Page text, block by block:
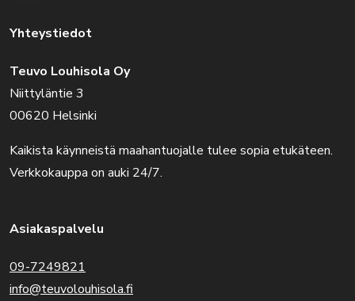
Yhteystiedot
Teuvo Louhisola Oy
Niittyläntie 3
00620 Helsinki
Kaikista käynneistä maahantuojalle tulee sopia etukäteen.
Verkkokauppa on auki 24/7.
Asiakaspalvelu
09-7249821
info@teuvolouhisola.fi